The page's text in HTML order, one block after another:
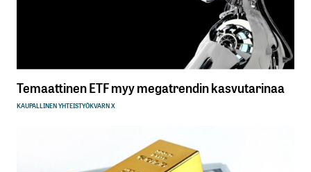
Temaattinen ETF myy megatrendin kasvutarinaa
KAUPALLINEN YHTEISTYÖKVARN X